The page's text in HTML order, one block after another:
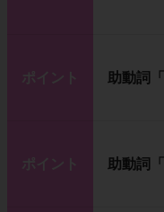
ポイント 助動詞
ポイント 助動詞